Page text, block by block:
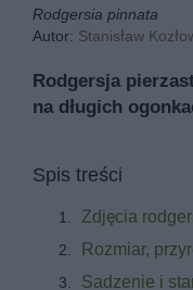
Rodgersia pinnata
Autor: Stanisław
Rodgersja
na długich
Spis treści
Zdjęcia
Rozmiar,
Sadzenie i